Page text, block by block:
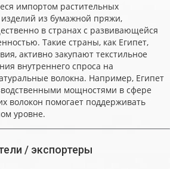
импортом растительных
из бумажной пряжи,
в странах с развивающейся
Такие страны, как Египет,
активно закупают текстильное
внутреннего спроса на
волокна. Например, Египет
мощностями в сфере
волокон помогает поддерживать
уровне.
/ экспортеры